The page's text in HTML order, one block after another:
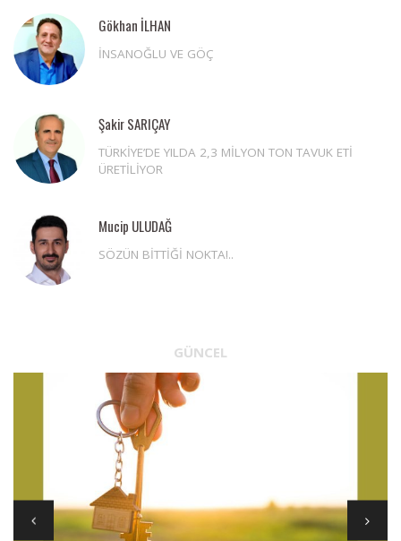
Gökhan İLHAN
İNSANOĞLU VE GÖÇ
Şakir SARIÇAY
TÜRKİYE’DE YILDA 2,3 MİLYON TON TAVUK ETİ
ÜRETİLİYOR
Mucip ULUDAĞ
SÖZÜN BİTTİĞİ NOKTA!..
GÜNCEL